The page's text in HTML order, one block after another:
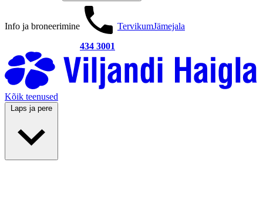
Info ja broneerimine
434 3001
TervikumJämejala
Kõik teenused
Laps ja pere